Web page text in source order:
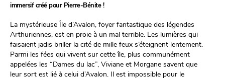
immersif créé pour Pierre-Bénite !
La mystérieuse Île d’Avalon, foyer fantastique des légendes
Arthuriennes, est en proie à un mal terrible. Les lumières qui
faisaient jadis briller la cité de mille feux s’éteignent lentement.
Parmi les fées qui vivent sur cette île, plus communément
appelées les “Dames du lac”, Viviane et Morgane savent que
leur sort est lié à celui d’Avalon. Il est impossible pour le